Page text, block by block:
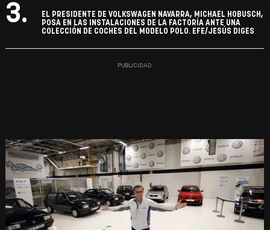
3.
EL PRESIDENTE DE VOLKSWAGEN NAVARRA, MICHAEL HOBUSCH,
POSA EN LAS INSTALACIONES DE LA FACTORÍA ANTE UNA
COLECCIÓN DE COCHES DEL MODELO POLO. EFE/JESÚS DIGES